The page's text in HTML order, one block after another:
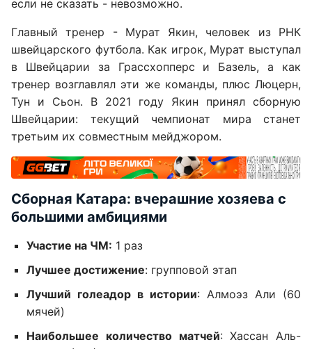
если не сказать - невозможно.
Главный тренер - Мурат Якин, человек из РНК
швейцарского футбола. Как игрок, Мурат выступал
в Швейцарии за Грассхопперс и Базель, а как
тренер возглавлял эти же команды, плюс Люцерн,
Тун и Сьон. В 2021 году Якин принял сборную
Швейцарии: текущий чемпионат мира станет
третьим их совместным мейджором.
Сборная Катара: вчерашние хозяева с
большими амбициями
Участие на ЧМ: 1 раз
Лучшее достижение: групповой этап
Лучший голеадор в истории: Алмоэз Али (60
мячей)
Наибольшее количество матчей: Хассан Аль-